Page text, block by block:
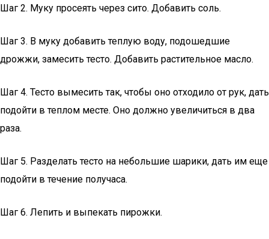
Шаг 2. Муку просеять через сито. Добавить соль.
Шаг 3. В муку добавить теплую воду, подошедшие
дрожжи, замесить тесто. Добавить растительное масло.
Шаг 4. Тесто вымесить так, чтобы оно отходило от рук, дать
подойти в теплом месте. Оно должно увеличиться в два
раза.
Шаг 5. Разделать тесто на небольшие шарики, дать им еще
подойти в течение получаса.
Шаг 6. Лепить и выпекать пирожки.